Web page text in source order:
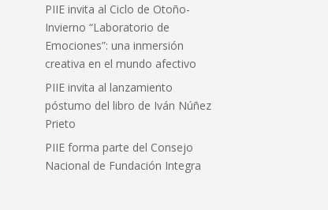
PIIE invita al Ciclo de Otoño-
Invierno “Laboratorio de
Emociones”: una inmersión
creativa en el mundo afectivo
PIIE invita al lanzamiento
póstumo del libro de Iván Núñez
Prieto
PIIE forma parte del Consejo
Nacional de Fundación Integra